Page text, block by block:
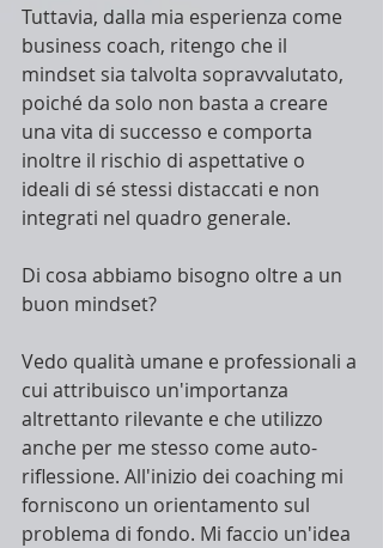
Tuttavia, dalla mia esperienza come
business coach, ritengo che il
mindset sia talvolta sopravvalutato,
poiché da solo non basta a creare
una vita di successo e comporta
inoltre il rischio di aspettative o
ideali di sé stessi distaccati e non
integrati nel quadro generale.
Di cosa abbiamo bisogno oltre a un
buon mindset?
Vedo qualità umane e professionali a
cui attribuisco un'importanza
altrettanto rilevante e che utilizzo
anche per me stesso come auto-
riflessione. All'inizio dei coaching mi
forniscono un orientamento sul
problema di fondo. Mi faccio un'idea